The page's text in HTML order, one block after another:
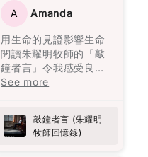
在冒險與探索，沉溺於
在破壞，到了年老在品
嘗孤獨與回憶。
《百年孤寂》讀的是什
的孤獨。
傷害。用言語貶低、冷
漠如同遺棄、情緒的喜
怒無常等，這些都會造
成幾乎不可逆的傷害，
且難以展示給他人看，
心靈上的痛苦更加深
書中主人公莉莉·布隆離
房，將難以拍得嘅兄弟
情仇烹調得淋漓盡致。
而《唐人街肉醬意粉藏
屍案》由神秘作家黑貓C
主理，以一道焗肉醬意
粉揭示茶餐廳嘅不可告
故事都唔使話，就係味
蕾嘅一場奇妙之旅，啲
A Amanda
用生命的見證影響生命
閱讀朱耀明牧師的「敲
鐘者言」令我感受良
多。當中遇上生命的挫
為我的指南。朱牧加
油！💪🏻
See more
敲鐘者言 (朱耀明
牧師回憶錄)